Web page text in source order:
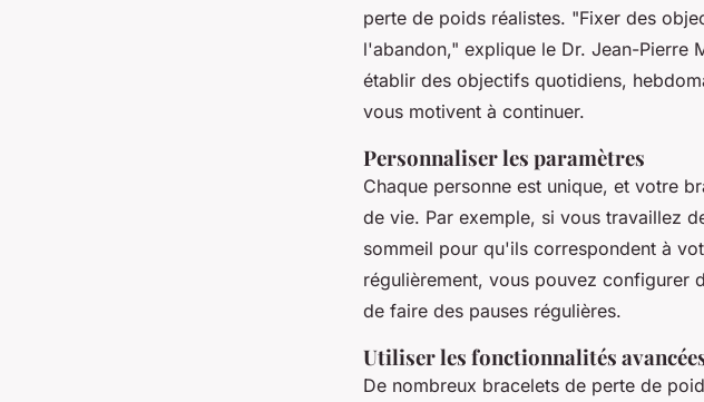
perte de poids réalistes. "Fixer des
l'abandon," explique le Dr. Jean-Pierre
établir des objectifs quotidiens,
vous motivent à continuer.
Personnaliser les paramètres
Chaque personne est unique, et votre
de vie. Par exemple, si vous travaillez
sommeil pour qu'ils correspondent à
régulièrement, vous pouvez configurer
de faire des pauses régulières.
Utiliser les fonctionnalités
De nombreux bracelets de perte de